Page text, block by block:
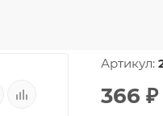
Артикул:
366 ₽